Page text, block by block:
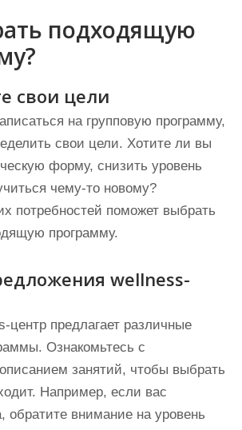
подходящую
свои цели
на групповую программу,
свои цели. Хотите ли вы
форму, снизить уровень
чему-то новому?
потребностей поможет выбрать
программу.
wellness-
центр предлагает различные
Ознакомьтесь с
занятий, чтобы выбрать
Например, если вас
обратите внимание на уровень